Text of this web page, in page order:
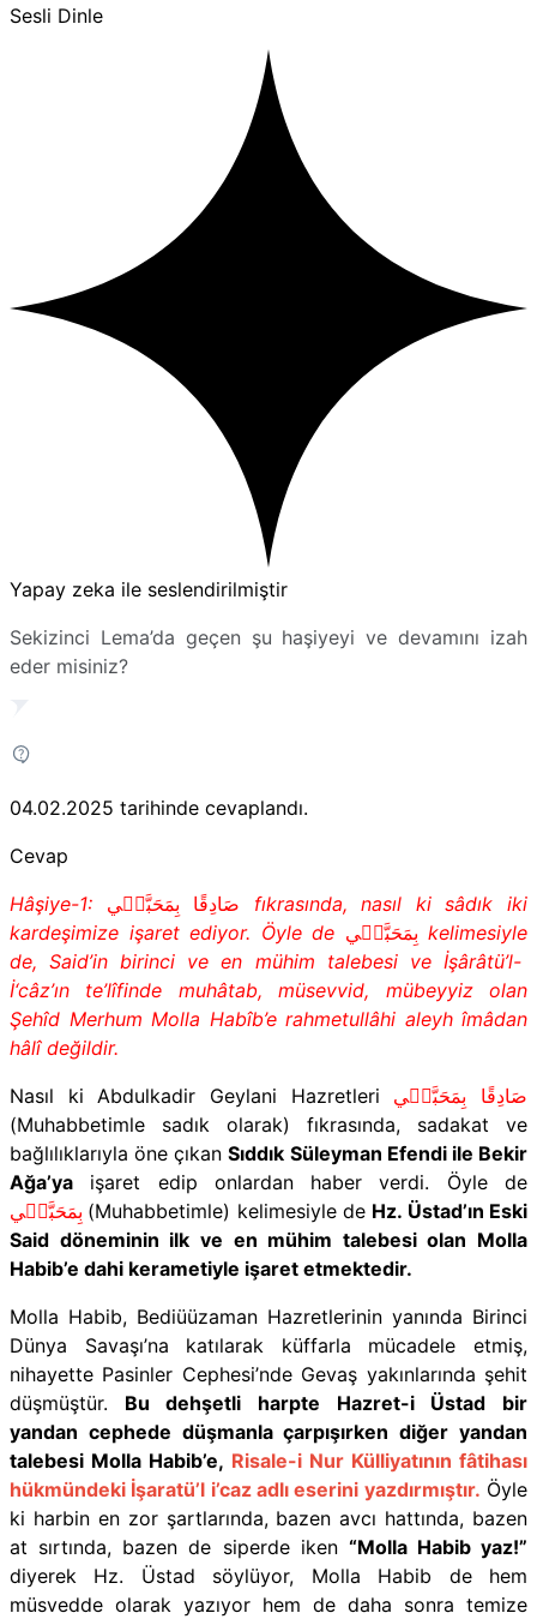
Sesli Dinle
Yapay zeka ile seslendirilmiştir
Sekizinci Lema’da geçen şu haşiyeyi ve devamını izah
eder misiniz?
04.02.2025 tarihinde cevaplandı.
Cevap
Hâşiye-1:
صَادِقًا بِمَحَبَّت۪ي fıkrasında, nasıl ki sâdık iki
kardeşimize işaret ediyor. Öyle de بِمَحَبَّت۪ي kelimesiyle
de, Said’in birinci ve en mühim talebesi ve İşârâtü’l-
İ‘câz’ın te’lîfinde muhâtab, müsevvid, mübeyyiz olan
Şehîd Merhum Molla Habîb’e rahmetullâhi aleyh îmâdan
hâlî değildir.
Nasıl ki Abdulkadir Geylani Hazretleri صَادِقًا بِمَحَبَّت۪ي
(Muhabbetimle sadık olarak) fıkrasında, sadakat ve
bağlılıklarıyla öne çıkanSıddık Süleyman Efendi ile Bekir
Ağa’ya işaret edip onlardan haber verdi. Öyle de
بِمَحَبَّت۪ي (Muhabbetimle) kelimesiyle de Hz. Üstad’ın Eski
Said döneminin ilk ve en mühim talebesi olan Molla
Habib’e dahi kerametiyle işaret etmektedir.
Molla Habib, Bediüüzaman Hazretlerinin yanında Birinci
Dünya Savaşı’na katılarak küffarla mücadele etmiş,
nihayette Pasinler Cephesi’nde Gevaş yakınlarında şehit
düşmüştür. Bu dehşetli harpte Hazret-i Üstad bir
yandan cephede düşmanla çarpışırken diğer yandan
talebesi Molla Habib’e, Risale-i Nur Külliyatının fâtihası
hükmündeki İşaratü’l i’caz adlı eserini yazdırmıştır. Öyle
ki harbin en zor şartlarında, bazen avcı hattında, bazen
at sırtında, bazen de siperde iken “Molla Habib yaz!”
diyerek Hz. Üstad söylüyor, Molla Habib de hem
müsvedde olarak yazıyor hem de daha sonra temize